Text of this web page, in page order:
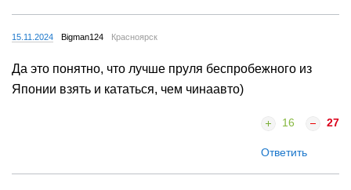
15.11.2024 Bigman124 Красноярск
Да это понятно, что лучше пруля беспробежного из
Японии взять и кататься, чем чинаавто)
16 27
Ответить